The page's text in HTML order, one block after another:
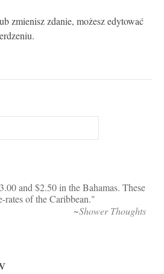
zmienisz zdanie, możesz edytować
and $2.50 in the Bahamas. These
rates of the Caribbean.
~Shower Thoughts